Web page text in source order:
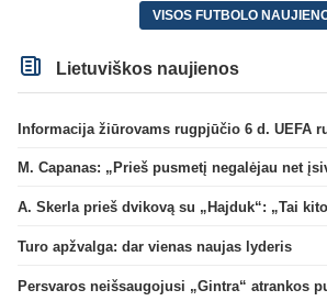
VISOS FUTBOLO
Lietuviškos naujienos
Informacija žiūrovams rugpjūčio 6 d. UEFA
Turo apžvalga: dar vienas naujas lyderis